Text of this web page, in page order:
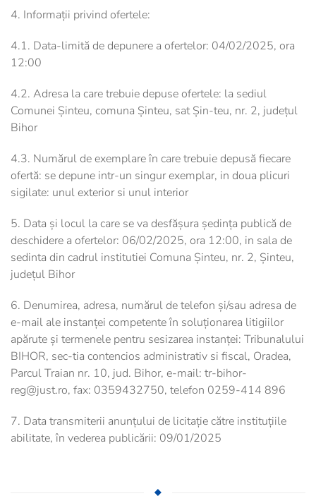
4. Informații privind ofertele:
4.1. Data-limită de depunere a ofertelor: 04/02/2025, ora
12:00
4.2. Adresa la care trebuie depuse ofertele: la sediul
Comunei Șinteu, comuna Șinteu, sat Șin-teu, nr. 2, judeţul
Bihor
4.3. Numărul de exemplare în care trebuie depusă fiecare
ofertă: se depune intr-un singur exemplar, in doua plicuri
sigilate: unul exterior si unul interior
5. Data și locul la care se va desfășura ședința publică de
deschidere a ofertelor: 06/02/2025, ora 12:00, in sala de
sedinta din cadrul institutiei Comuna Șinteu, nr. 2, Șinteu,
judeţul Bihor
6. Denumirea, adresa, numărul de telefon și/sau adresa de
e-mail ale instanței competente în soluționarea litigiilor
apărute și termenele pentru sesizarea instanței: Tribunalului
BIHOR, sec-tia contencios administrativ si fiscal, Oradea,
Parcul Traian nr. 10, jud. Bihor, e-mail: tr-bihor-
reg@just.ro, fax: 0359432750, telefon 0259-414 896
7. Data transmiterii anunțului de licitație către instituțiile
abilitate, în vederea publicării: 09/01/2025